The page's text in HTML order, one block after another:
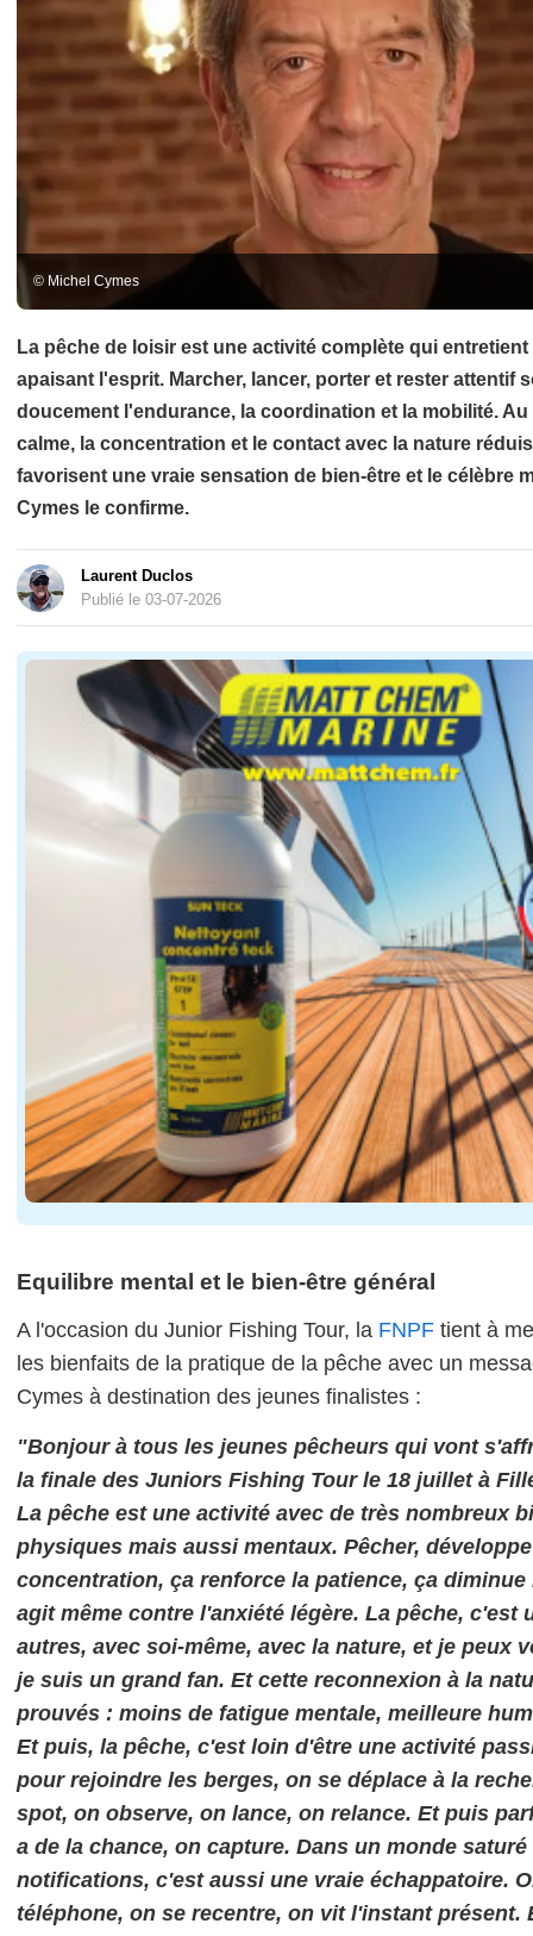
© Michel Cymes
La pêche de loisir est une activité complète qui
apaisant l'esprit. Marcher, lancer, porter et rester attentif
doucement l'endurance, la coordination et la mobilité. Au
calme, la concentration et le contact avec la nature
favorisent une vraie sensation de bien-être et le célèbre
Cymes le confirme.
Laurent Duclos
Publié le 03-07-2026
Equilibre mental et le bien-être général
A l'occasion du Junior Fishing Tour, la FNPF tient à
les bienfaits de la pratique de la pêche avec un
Cymes à destination des jeunes finalistes :
"Bonjour à tous les jeunes pêcheurs qui vont
la finale des Juniors Fishing Tour le 18 juillet à
La pêche est une activité avec de très nombreux
physiques mais aussi mentaux. Pêcher,
concentration, ça renforce la patience, ça diminue
agit même contre l'anxiété légère. La pêche, c'est
autres, avec soi-même, avec la nature, et je peux
je suis un grand fan. Et cette reconnexion à la
prouvés : moins de fatigue mentale, meilleure
Et puis, la pêche, c'est loin d'être une activité
pour rejoindre les berges, on se déplace à la
spot, on observe, on lance, on relance. Et puis
a de la chance, on capture. Dans un monde
notifications, c'est aussi une vraie échappatoire.
téléphone, on se recentre, on vit l'instant présent.